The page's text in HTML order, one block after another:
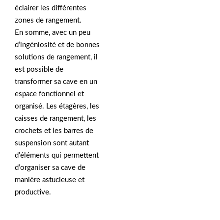
éclairer les différentes
zones de rangement.
En somme, avec un peu
d’ingéniosité et de bonnes
solutions de rangement, il
est possible de
transformer sa cave en un
espace fonctionnel et
organisé. Les étagères, les
caisses de rangement, les
crochets et les barres de
suspension sont autant
d’éléments qui permettent
d’organiser sa cave de
manière astucieuse et
productive.